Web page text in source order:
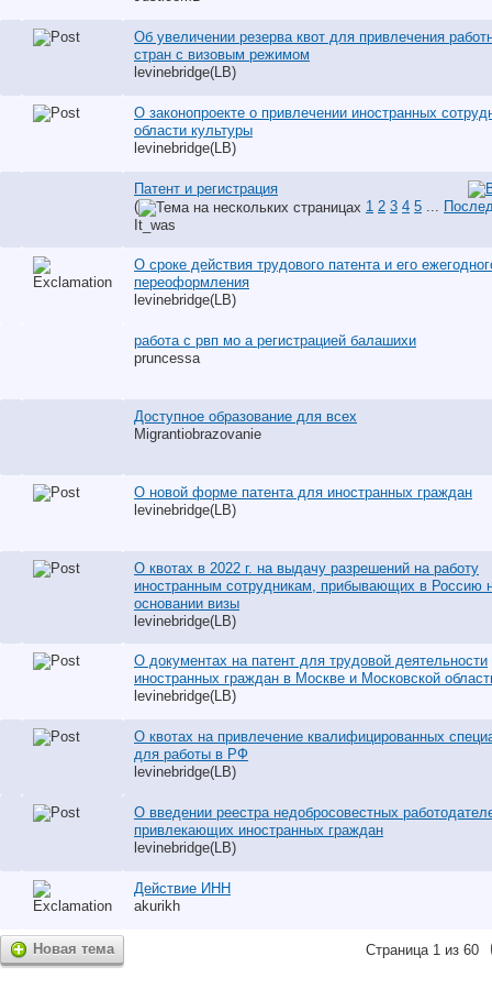
Об увеличении резерва квот для привлечения
стран с визовым режимом
levinebridge(LB)
О законопроекте о привлечении иностранных
области культуры
levinebridge(LB)
Патент и регистрация
(
1 2 3 4 5 ...
It_was
О сроке действия трудового патента и его
переоформления
levinebridge(LB)
работа с рвп мо а регистрацией балашихи
pruncessa
Доступное образование для всех
Migrantiobrazovanie
О новой форме патента для иностранных граждан
levinebridge(LB)
О квотах в 2022 г. на выдачу разрешений на работу
иностранным сотрудникам, прибывающих в Россию
основании визы
levinebridge(LB)
О документах на патент для трудовой деятельности
иностранных граждан в Москве и Московской
levinebridge(LB)
О квотах на привлечение квалифицированных
для работы в РФ
levinebridge(LB)
О введении реестра недобросовестных
привлекающих иностранных граждан
levinebridge(LB)
Действие ИНН
akurikh
Новая тема Страница 1 из 60